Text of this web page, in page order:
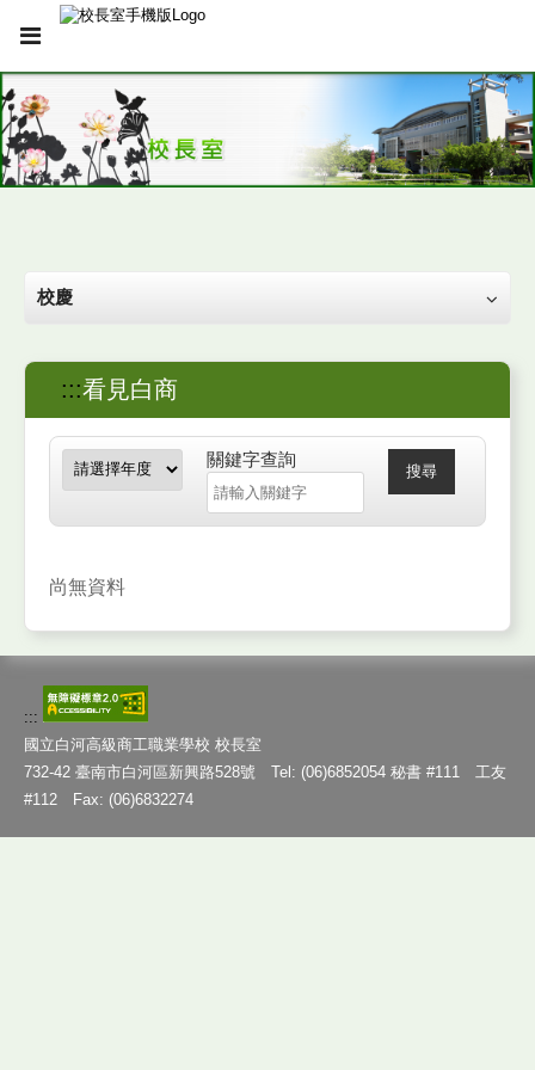
校慶
:::看見白商
關鍵字查詢
搜尋
尚無資料
:::
國立白河高級商工職業學校 校長室
732-42 臺南市白河區新興路528號 Tel: (06)6852054 秘書 #111 工友
#112 Fax: (06)6832274